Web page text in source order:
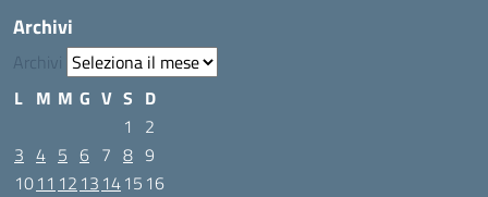
Archivi
Archivi
L M M G V S D
1
2
3 4 5 6 7 8 9
1011 12 13 1415 16